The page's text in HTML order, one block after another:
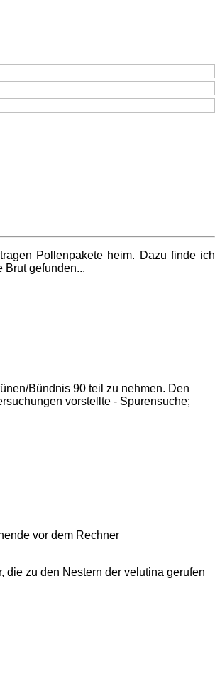
Pollenpakete heim. Dazu finde ich
Brut gefunden...
Bündnis 90 teil zu nehmen. Den
vorstellte - Spurensuche;
vor dem Rechner
die zu den Nestern der velutina gerufen